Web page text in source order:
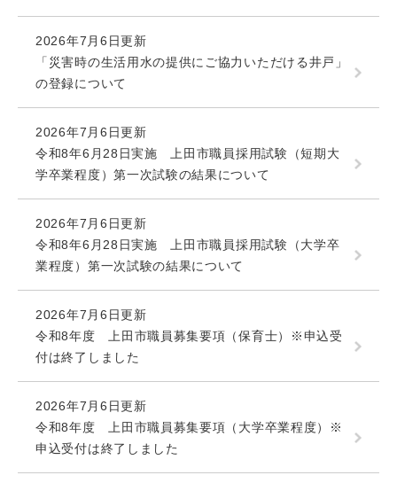
2026年7月6日更新
「災害時の生活用水の提供にご協力いただける井戸」
の登録について
2026年7月6日更新
令和8年6月28日実施 上田市職員採用試験（短期大
学卒業程度）第一次試験の結果について
2026年7月6日更新
令和8年6月28日実施 上田市職員採用試験（大学卒
業程度）第一次試験の結果について
2026年7月6日更新
令和8年度 上田市職員募集要項（保育士）※申込受
付は終了しました
2026年7月6日更新
令和8年度 上田市職員募集要項（大学卒業程度）※
申込受付は終了しました